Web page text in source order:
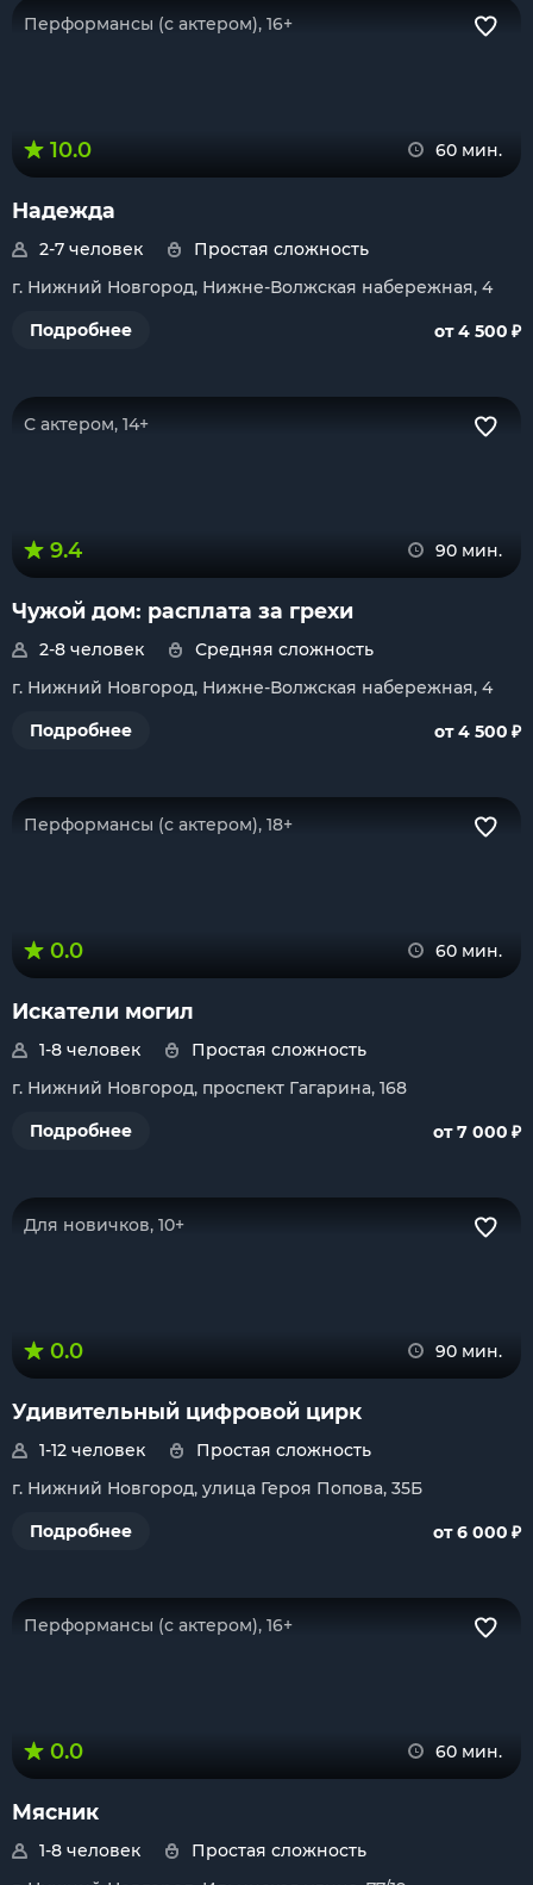
Перформансы (с актером), 16+
10.0 60 мин.
Надежда
2-7 человек
Простая сложность
г. Нижний Новгород, Нижне-Волжская набережная, 4
Подробнее
от 4 500 ₽
С актером, 14+
9.4 90 мин.
Чужой дом: расплата за грехи
2-8 человек
Средняя сложность
г. Нижний Новгород, Нижне-Волжская набережная, 4
Подробнее
от 4 500 ₽
Перформансы (с актером), 18+
0.0 60 мин.
Искатели могил
1-8 человек
Простая сложность
г. Нижний Новгород, проспект Гагарина, 168
Подробнее
от 7 000 ₽
Для новичков, 10+
0.0 90 мин.
Удивительный цифровой цирк
1-12 человек
Простая сложность
г. Нижний Новгород, улица Героя Попова, 35Б
Подробнее
от 6 000 ₽
Перформансы (с актером), 16+
0.0 60 мин.
Мясник
1-8 человек
Простая сложность